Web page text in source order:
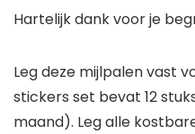
Hartelijk dank voor je
Leg deze mijlpalen vast
stickers set bevat 12
maand). Leg alle